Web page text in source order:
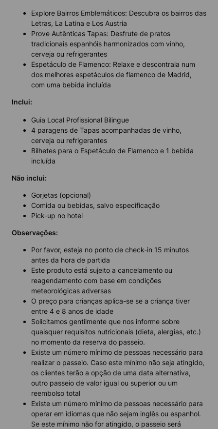
Explore Bairros Emblemáticos: Descubra os bairros das
Letras, La Latina e Los Austria
Prove Autênticas Tapas: Desfrute de pratos
tradicionais espanhóis harmonizados com vinho,
cerveja ou refrigerantes
Espetáculo de Flamenco: Relaxe e descontraia num
dos melhores espetáculos de flamenco de Madrid,
com uma bebida incluída
Inclui:
Guia Local Profissional Bilingue
4 paragens de Tapas acompanhadas de vinho,
cerveja ou refrigerantes
Bilhetes para o Espetáculo de Flamenco e 1 bebida
incluída
Não inclui:
Gorjetas (opcional)
Comida ou bebidas, salvo especificação
Pick-up no hotel
Observações:
Por favor, esteja no ponto de check-in 15 minutos
antes da hora de partida
Este produto está sujeito a cancelamento ou
reagendamento com base em condições
meteorológicas adversas
O preço para crianças aplica-se se a criança tiver
entre 4 e 8 anos de idade
Solicitamos gentilmente que nos informe sobre
quaisquer requisitos nutricionais (dieta, alergias, etc.)
no momento da reserva do passeio.
Existe um número mínimo de pessoas necessário para
realizar o passeio. Caso este mínimo não seja atingido,
os clientes terão a opção de uma data alternativa,
outro passeio de valor igual ou superior ou um
reembolso total
Existe um número mínimo de pessoas necessário para
operar em idiomas que não sejam inglês ou espanhol.
Se este mínimo não for atingido, o passeio será